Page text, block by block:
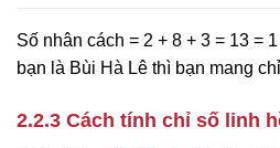
Số nhân cách = 2 + 8 + 3 = 13 =
bạn là Bùi Hà Lê thì bạn mang
2.2.3 Cách tính chỉ số linh